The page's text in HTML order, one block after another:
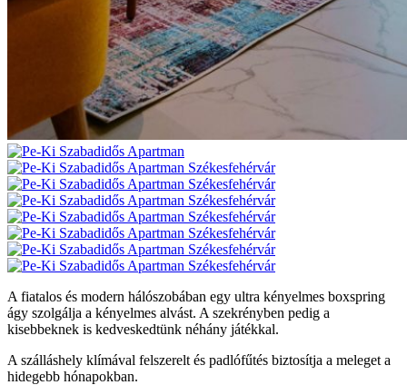
A fiatalos és modern hálószobában egy ultra kényelmes boxspring
ágy szolgálja a kényelmes alvást. A szekrényben pedig a
kisebbeknek is kedveskedtünk néhány játékkal.
A szálláshely klímával felszerelt és padlófűtés biztosítja a meleget a
hidegebb hónapokban.